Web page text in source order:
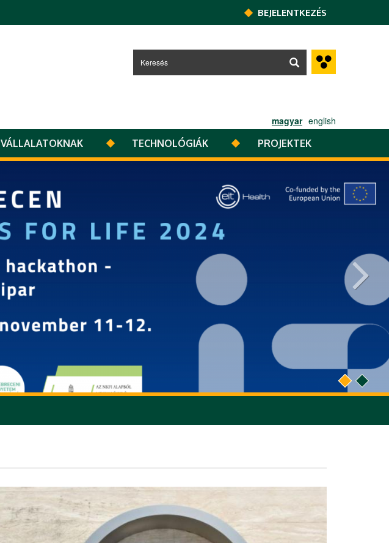
BEJELENTKEZÉS
magyar english
VÁLLALATOKNAK TECHNOLÓGIÁK PROJEKTEK